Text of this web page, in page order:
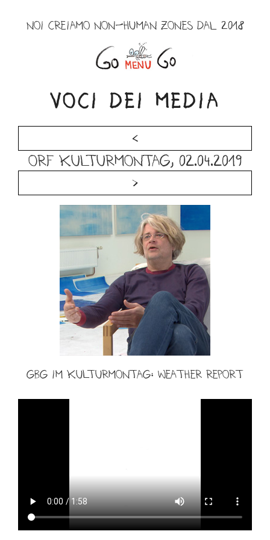
NOI CREIAMO NON-HUMAN ZONES DAL 2018
Menu
VOCI DEI MEDIA
<
ORF Kulturmontag, 02.04.2019
>
GbG im Kulturmontag: Weather Report